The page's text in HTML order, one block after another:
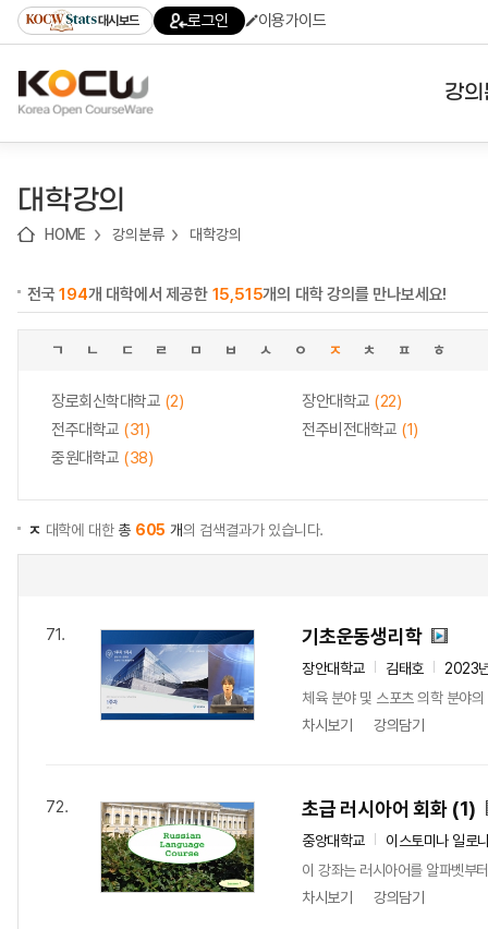
기
기
기
content)
가
대시보드 로그인 이용가이드
강
대학강의
HOME 강의분류 대학강의
전국194개 대학에서 제공한 15,515개의 대학 강의를 만나보세요!
ㄱ ㄴ ㄷ ㄹ ㅁ ㅂ ㅅ ㅇ ㅈ ㅊ ㅍ ㅎ
장로회신학대학교 (2) 장안대학교 (22)
전주대학교 (31) 전주비전대학교 (1)
중원대학교 (38)
ㅈ 대학에 대한총 605 개의 검색결과가 있습니다.
71. 기초운동생리학
장안대학교 김태호
2023
체육 분야 및 스포츠 의학 분야
차시보기
강의담기
72. 초급 러시아어 회화 (1)
중앙대학교
이스토미나 일로
이 강좌는 러시아어를 알파벳부
차시보기
강의담기